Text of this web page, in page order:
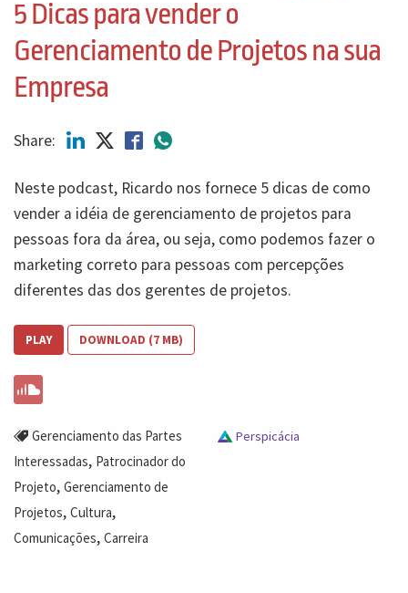
5 Dicas para vender o
Gerenciamento de Projetos na sua
Empresa
Share:
Neste podcast, Ricardo nos fornece 5 dicas de como
vender a idéia de gerenciamento de projetos para
pessoas fora da área, ou seja, como podemos fazer o
marketing correto para pessoas com percepções
diferentes das dos gerentes de projetos.
PLAY DOWNLOAD (7 MB)
Gerenciamento das Partes
Interessadas, Patrocinador do
Projeto, Gerenciamento de
Projetos, Cultura,
Comunicações, Carreira
Perspicácia